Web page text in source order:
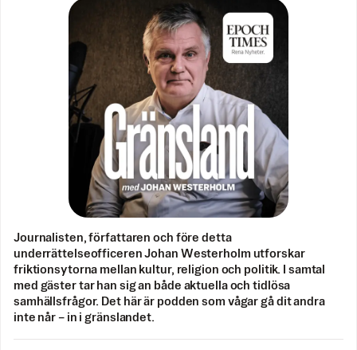
Journalisten, författaren och före detta
underrättelseofficeren Johan Westerholm utforskar
friktionsytorna mellan kultur, religion och politik. I samtal
med gäster tar han sig an både aktuella och tidlösa
samhällsfrågor. Det här är podden som vågar gå dit andra
inte når – in i gränslandet.